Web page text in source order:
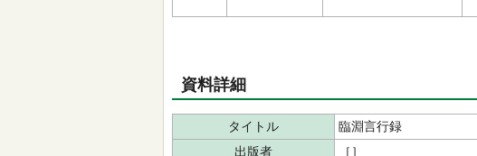
資料詳細
タイトル
臨淵言行録
出版者
［］